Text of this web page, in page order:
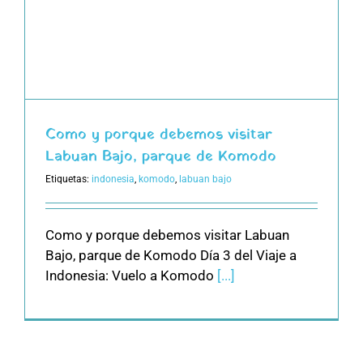
Como y porque debemos visitar
Labuan Bajo, parque de Komodo
Etiquetas: indonesia, komodo, labuan bajo
Como y porque debemos visitar Labuan
Bajo, parque de Komodo Día 3 del Viaje a
Indonesia: Vuelo a Komodo [...]